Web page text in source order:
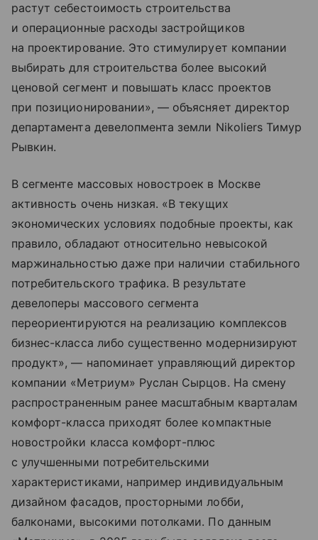
растут себестоимость строительства
и операционные расходы застройщиков
на проектирование. Это стимулирует компании
выбирать для строительства более высокий
ценовой сегмент и повышать класс проектов
при позиционировании», — объясняет директор
департамента девелопмента земли Nikoliers Тимур
Рывкин.
В сегменте массовых новостроек в Москве
активность очень низкая. «В текущих
экономических условиях подобные проекты, как
правило, обладают относительно невысокой
маржинальностью даже при наличии стабильного
потребительского трафика. В результате
девелоперы массового сегмента
переориентируются на реализацию комплексов
бизнес-класса либо существенно модернизируют
продукт», — напоминает управляющий директор
компании «Метриум» Руслан Сырцов. На смену
распространенным ранее масштабным кварталам
комфорт-класса приходят более компактные
новостройки класса комфорт-плюс
с улучшенными потребительскими
характеристиками, например индивидуальным
дизайном фасадов, просторными лобби,
балконами, высокими потолками. По данным